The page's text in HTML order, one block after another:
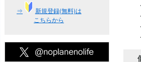
⇒
新規登録(無料)は
こちらから